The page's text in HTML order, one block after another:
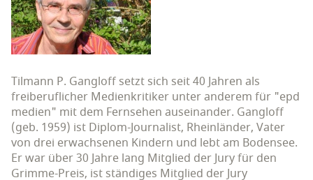
Tilmann P. Gangloff setzt sich seit 40 Jahren als
freiberuflicher Medienkritiker unter anderem für "epd
medien" mit dem Fernsehen auseinander. Gangloff
(geb. 1959) ist Diplom-Journalist, Rheinländer, Vater
von drei erwachsenen Kindern und lebt am Bodensee.
Er war über 30 Jahre lang Mitglied der Jury für den
Grimme-Preis, ist ständiges Mitglied der Jury